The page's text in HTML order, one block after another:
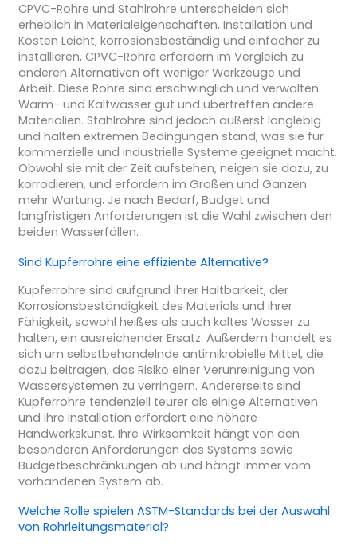
CPVC-Rohre und Stahlrohre unterscheiden sich
erheblich in Materialeigenschaften, Installation und
Kosten Leicht, korrosionsbeständig und einfacher zu
installieren, CPVC-Rohre erfordern im Vergleich zu
anderen Alternativen oft weniger Werkzeuge und
Arbeit. Diese Rohre sind erschwinglich und verwalten
Warm- und Kaltwasser gut und übertreffen andere
Materialien. Stahlrohre sind jedoch äußerst langlebig
und halten extremen Bedingungen stand, was sie für
kommerzielle und industrielle Systeme geeignet macht.
Obwohl sie mit der Zeit aufstehen, neigen sie dazu, zu
korrodieren, und erfordern im Großen und Ganzen
mehr Wartung. Je nach Bedarf, Budget und
langfristigen Anforderungen ist die Wahl zwischen den
beiden Wasserfällen.
Sind Kupferrohre eine effiziente Alternative?
Kupferrohre sind aufgrund ihrer Haltbarkeit, der
Korrosionsbeständigkeit des Materials und ihrer
Fähigkeit, sowohl heißes als auch kaltes Wasser zu
halten, ein ausreichender Ersatz. Außerdem handelt es
sich um selbstbehandelnde antimikrobielle Mittel, die
dazu beitragen, das Risiko einer Verunreinigung von
Wassersystemen zu verringern. Andererseits sind
Kupferrohre tendenziell teurer als einige Alternativen
und ihre Installation erfordert eine höhere
Handwerkskunst. Ihre Wirksamkeit hängt von den
besonderen Anforderungen des Systems sowie
Budgetbeschränkungen ab und hängt immer vom
vorhandenen System ab.
Welche Rolle spielen ASTM-Standards bei der Auswahl
von Rohrleitungsmaterial?